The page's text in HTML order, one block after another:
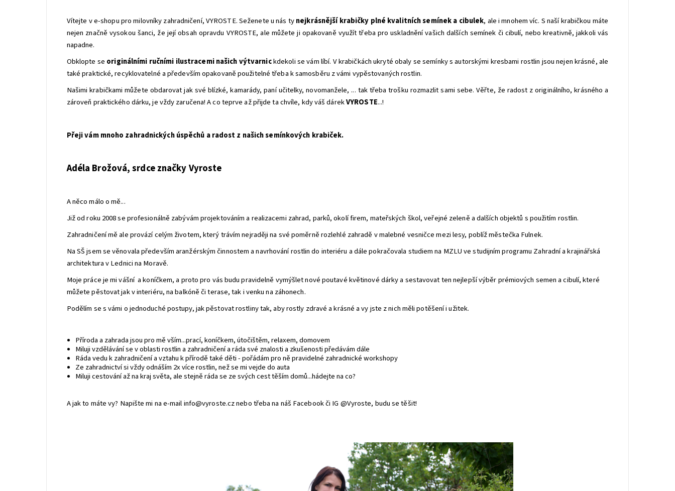
Vítejte v e-shopu pro milovníky zahradničení, VYROSTE. Seženete u nás tynejkrásnější krabičky plné kvalitních semínek a cibulek, ale i mnohem víc. S naší krabičkou máte
nejen značně vysokou šanci, že její obsah opravdu VYROSTE, ale můžete ji opakovaně využít třeba pro uskladnění vašich dalších semínek či cibulí, nebo kreativně, jakkoli vás
napadne.
Obklopte se originálními ručními ilustracemi našich výtvarnickdekoli se vám líbí. V krabičkách ukryté obaly se semínky s autorskými kresbami rostlin jsou nejen krásné, ale
také praktické, recyklovatelné a především opakovaně použitelné třeba k samosběru z vámi vypěstovaných rostlin.
Našimi krabičkami můžete obdarovat jak své blízké, kamarády, paní učitelky, novomanžele, ... tak třeba trošku rozmazlit sami sebe. Věřte, že radost z originálního, krásného a
zároveň praktického dárku, je vždy zaručena! A co teprve až přijde ta chvíle, kdy váš dárekVYROSTE...!
Přeji vám mnoho zahradnických úspěchů a radost z našich semínkových krabiček.
Adéla Brožová, srdce značky Vyroste
A něco málo o mě...
Již od roku 2008 se profesionálně zabývám projektováním a realizacemi zahrad, parků, okolí firem, mateřských škol, veřejné zeleně a dalších objektů s použitím rostlin.
Zahradničení mě ale provází celým životem, který trávím nejraději na své poměrně rozlehlé zahradě v malebné vesničce mezi lesy, poblíž městečka Fulnek.
Na SŠ jsem se věnovala především aranžérským činnostem a navrhování rostlin do interiéru a dále pokračovala studiem na MZLU ve studijním programu Zahradní a krajinářská
architektura v Lednici na Moravě.
Moje práce je mi vášní a koníčkem, a proto pro vás budu pravidelně vymýšlet nové poutavé květinové dárky a sestavovat ten nejlepší výběr prémiových semen a cibulí, které
můžete pěstovat jak v interiéru, na balkóně či terase, tak i venku na záhonech.
Podělím se s vámi o jednoduché postupy, jak pěstovat rostliny tak, aby rostly zdravé a krásné a vy jste z nich měli potěšení i užitek.
Příroda a zahrada jsou pro mě vším...prací, koníčkem, útočištěm, relaxem, domovem
Miluji vzdělávání se v oblasti rostlin a zahradničení a ráda své znalosti a zkušenosti předávám dále
Ráda vedu k zahradničení a vztahu k přírodě také děti - pořádám pro ně pravidelné zahradnické workshopy
Ze zahradnictví si vždy odnáším 2x více rostlin, než se mi vejde do auta
Miluji cestování až na kraj světa, ale stejně ráda se ze svých cest těším domů...hádejte na co?
A jak to máte vy? Napište mi na e-mail info@vyroste.cz nebo třeba na náš Facebook či IG @Vyroste, budu se těšit!